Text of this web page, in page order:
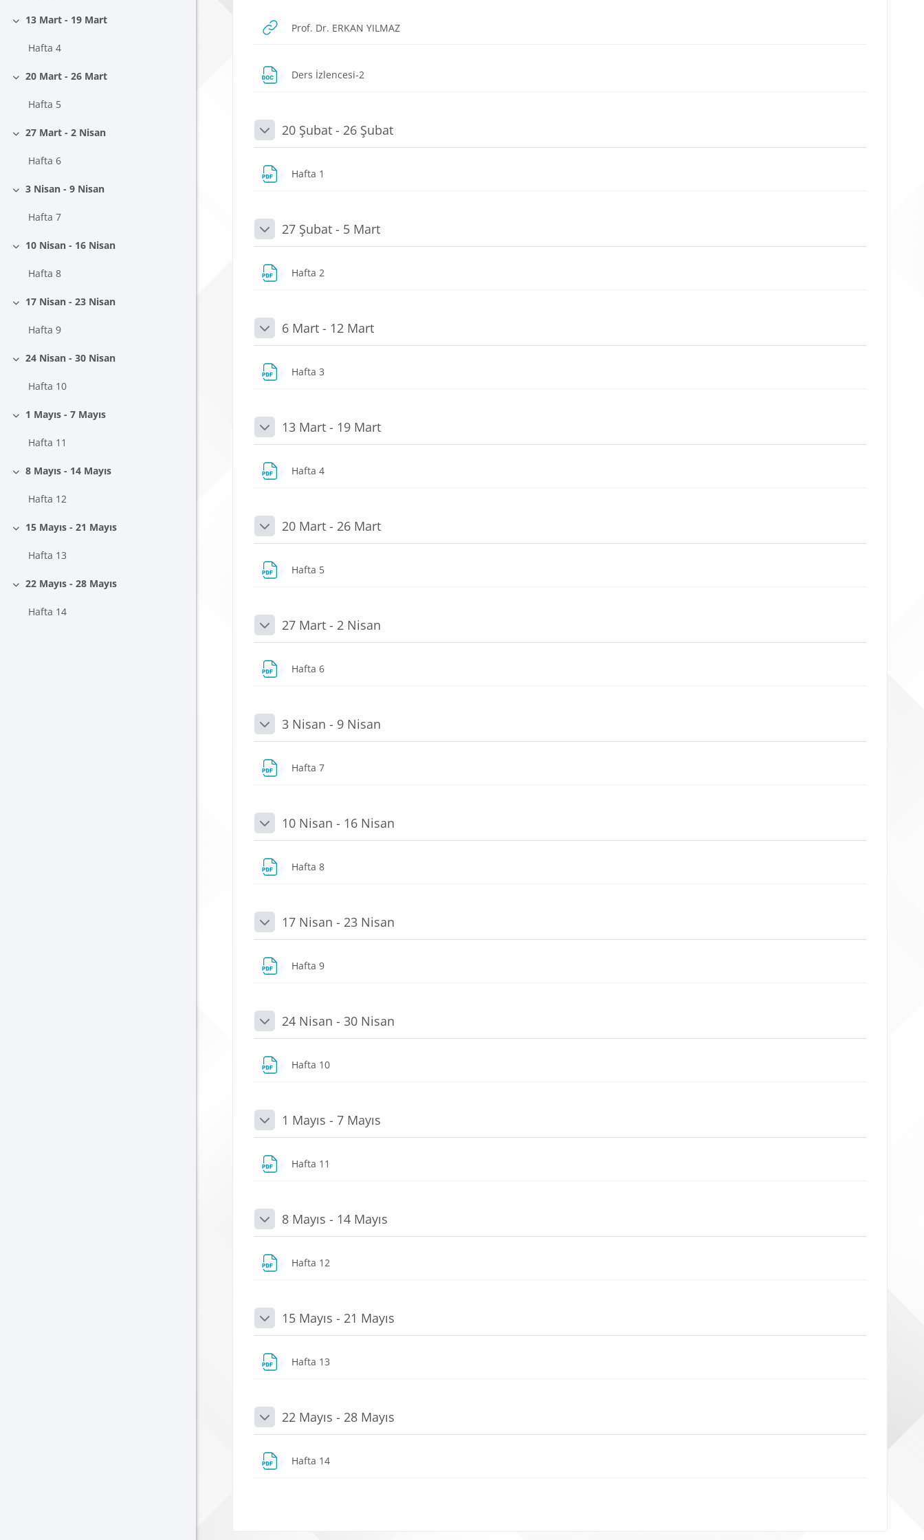
Daralt
13 Mart - 19 Mart
Hafta 4
Daralt
20 Mart - 26 Mart
Hafta 5
Daralt
27 Mart - 2 Nisan
Hafta 6
Daralt
3 Nisan - 9 Nisan
Hafta 7
Daralt
10 Nisan - 16 Nisan
Hafta 8
Daralt
17 Nisan - 23 Nisan
Hafta 9
Daralt
24 Nisan - 30 Nisan
Hafta 10
Daralt
1 Mayıs - 7 Mayıs
Hafta 11
Daralt
8 Mayıs - 14 Mayıs
Hafta 12
Daralt
15 Mayıs - 21 Mayıs
Hafta 13
Daralt
22 Mayıs - 28 Mayıs
Hafta 14
Prof. Dr. ERKAN YILMAZURL
Ders İzlencesi-2
Daralt20 Şubat - 26 Şubat
Hafta 1
Daralt27 Şubat - 5 Mart
Hafta 2
Daralt6 Mart - 12 Mart
Hafta 3
Daralt13 Mart - 19 Mart
Hafta 4
Daralt20 Mart - 26 Mart
Hafta 5
Daralt27 Mart - 2 Nisan
Hafta 6
Daralt3 Nisan - 9 Nisan
Hafta 7
Daralt10 Nisan - 16 Nisan
Hafta 8
Daralt17 Nisan - 23 Nisan
Hafta 9
Daralt24 Nisan - 30 Nisan
Hafta 10
Daralt1 Mayıs - 7 Mayıs
Hafta 11
Daralt8 Mayıs - 14 Mayıs
Hafta 12
Daralt15 Mayıs - 21 Mayıs
Hafta 13
Daralt22 Mayıs - 28 Mayıs
Hafta 14